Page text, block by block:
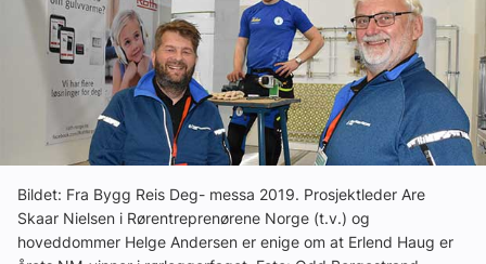
Aktuelle prosjekter
Om VVS Aktuelt
Kontakt oss:
Abonner på fagbladet Byggfakta Nyheter
Annonsere i VVS Aktuelt
Bildet: Fra Bygg Reis Deg- messa 2019. Prosjektleder Are
Skaar Nielsen i Rørentreprenørene Norge (t.v.) og
hoveddommer Helge Andersen er enige om at Erlend Haug er